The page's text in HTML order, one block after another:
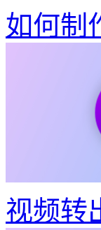
如何制
视频转